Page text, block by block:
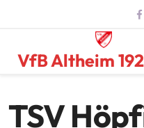
VfB Altheim
TSV